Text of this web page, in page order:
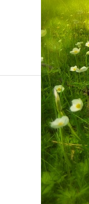
ホーム
ブログ
2019.8.6